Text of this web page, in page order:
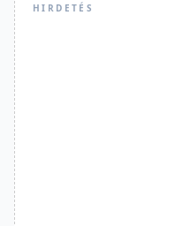
HIRDETÉS